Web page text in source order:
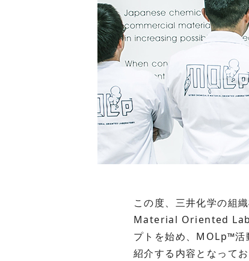
この度、三井化学の組
Material Oriented
プトを始め、MOLp™活
紹介する内容となってお